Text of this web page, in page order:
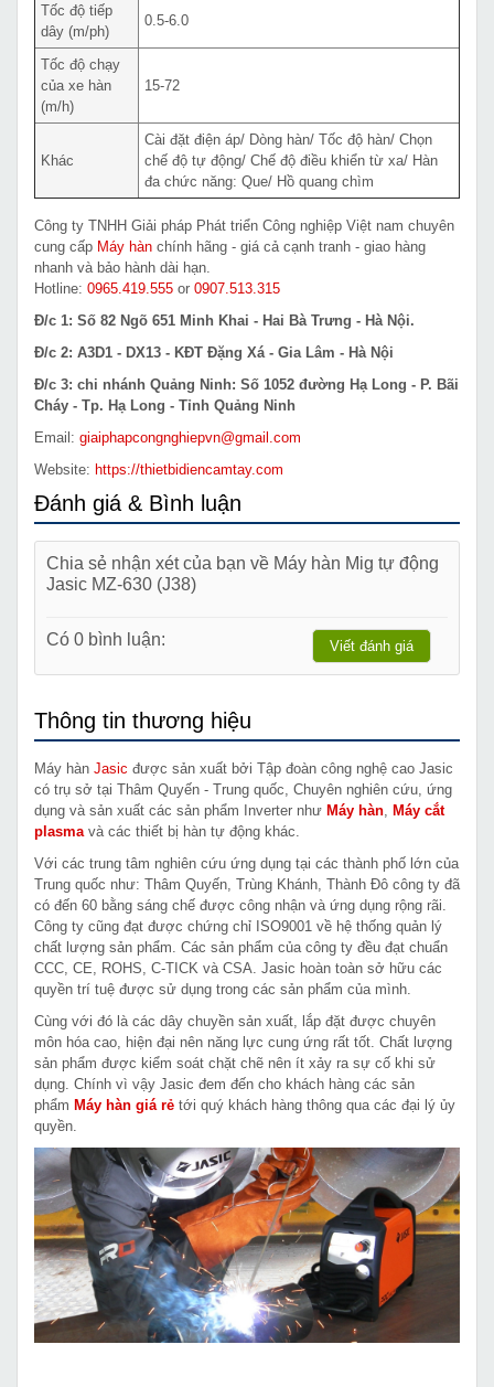
Tốc độ tiếp
dây (m/ph)
0.5-6.0
Tốc độ chạy
của xe hàn
(m/h)
15-72
Khác
Cài đặt điện áp/ Dòng hàn/ Tốc độ hàn/ Chọn
chế độ tự động/ Chế độ điều khiển từ xa/ Hàn
đa chức năng: Que/ Hồ quang chìm
Công ty TNHH Giải pháp Phát triển Công nghiệp Việt nam chuyên
cung cấp Máy hàn chính hãng - giá cả cạnh tranh - giao hàng
nhanh và bảo hành dài hạn.
Hotline: 0965.419.555 or 0907.513.315
Đ/c 1: Số 82 Ngõ 651 Minh Khai - Hai Bà Trưng - Hà Nội.
Đ/c 2: A3D1 - DX13 - KĐT Đặng Xá - Gia Lâm - Hà Nội
Đ/c 3: chi nhánh Quảng Ninh: Số 1052 đường Hạ Long - P. Bãi
Cháy - Tp. Hạ Long - Tỉnh Quảng Ninh
Email: giaiphapcongnghiepvn@gmail.com
Website: https://thietbidiencamtay.com
Đánh giá & Bình luận
Chia sẻ nhận xét của bạn về Máy hàn Mig tự động
Jasic MZ-630 (J38)
Có 0 bình luận: Viết đánh giá
Thông tin thương hiệu
Máy hàn Jasic được sản xuất bởi Tập đoàn công nghệ cao Jasic
có trụ sở tại Thâm Quyến - Trung quốc, Chuyên nghiên cứu, ứng
dụng và sản xuất các sản phẩm Inverter như Máy hàn
Máy cắt
plasma và các thiết bị hàn tự động khác.
Với các trung tâm nghiên cứu ứng dụng tại các thành phố lớn của
Trung quốc như: Thâm Quyến, Trùng Khánh, Thành Đô công ty đã
có đến 60 bằng sáng chế được công nhận và ứng dụng rộng rãi.
Công ty cũng đạt được chứng chỉ ISO9001 về hệ thống quản lý
chất lượng sản phẩm. Các sản phẩm của công ty đều đạt chuẩn
CCC, CE, ROHS, C-TICK và CSA. Jasic hoàn toàn sở hữu các
quyền trí tuệ được sử dụng trong các sản phẩm của mình.
Cùng với đó là các dây chuyền sản xuất, lắp đặt được chuyên
môn hóa cao, hiện đại nên năng lực cung ứng rất tốt. Chất lượng
sản phẩm được kiểm soát chặt chẽ nên ít xảy ra sự cố khi sử
dụng. Chính vì vậy Jasic đem đến cho khách hàng các sản
phẩm Máy hàn giá rẻ tới quý khách hàng thông qua các đại lý ủy
quyền.